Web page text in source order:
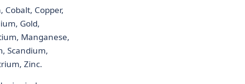
Copper,
Gold,
Manganese,
Scandium,
Zinc.